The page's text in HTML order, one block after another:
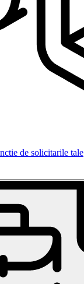
de solicitarile tale